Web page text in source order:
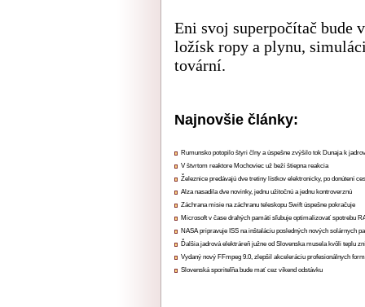
Eni svoj superpočítač bude
ložísk ropy a plynu,
tovární.
Najnovšie články:
Rumunsko potopilo štyri člny a úspešne zvýšilo tok Dunaja k
V štvrtom reaktore Mochoviec už beží štiepna reakcia
Železnice predávajú dve tretiny lístkov elektronicky, po donútení
Alza nasadila dve novinky, jednu užitočnú a jednu kontroverznú
Záchrana misie na záchranu teleskopu Swift úspešne pokračuje
Microsoft v čase drahých pamätí sľubuje optimalizovať spotrebu
NASA pripravuje ISS na inštaláciu posledných nových solárnych
Ďalšia jadrová elektráreň južne od Slovenska musela kvôli teplu
Vydaný nový FFmpeg 9.0, zlepšil akceleráciu profesionálnych
Slovenská sporiteľňa bude mať cez víkend odstávku